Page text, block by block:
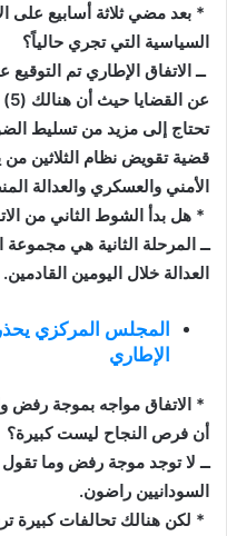
* بعد مضي ثلاثة أسابيع على
السياسية التي تجري حالياً؟
ــ الاتفاق الإطاري تم
تحتاج إلى مزيد من تسليط
قضية تقويض نظام الثلاثين من
الأمني والعسكري والعدالة
* هل بدأ الشوط الثاني من
ــ المرحلة الثانية هي مجموعة
العدالة خلال اليومين القادمين.
المجلس المركزي
الإطاري
* الاتفاق مواجه بموجة رفض
أن فرص النجاح ليست كبيرة؟
ــ لا توجد موجة رفض وما
السودانيين راضون.
* لكن هنالك تحالفات كبيرة